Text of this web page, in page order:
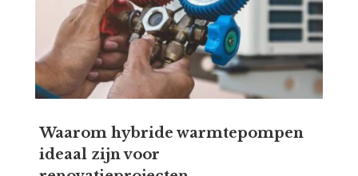
Waarom hybride warmtepompen
ideaal zijn voor